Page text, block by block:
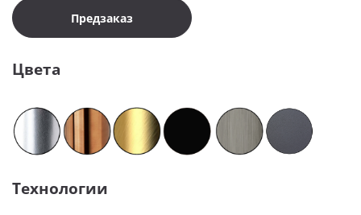
Предзаказ
Цвета
Технологии